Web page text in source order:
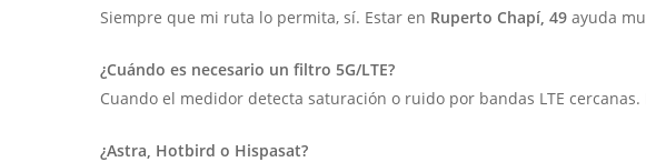
Siempre que mi ruta lo permita, sí. Estar en Ruperto Chapí, 49 ayuda
¿Cuándo es necesario un filtro 5G/LTE?
Cuando el medidor detecta saturación o ruido por bandas LTE
¿Astra, Hotbird o Hispasat?